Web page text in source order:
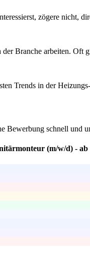
zögere nicht,
Branche arbeiten. Oft
Trends in der
Bewerbung schnell
(m/w/d) -